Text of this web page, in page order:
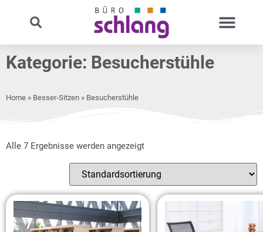
Kategorie: Besucherstühle
Home » Besser-Sitzen » Besucherstühle
Alle 7 Ergebnisse werden angezeigt